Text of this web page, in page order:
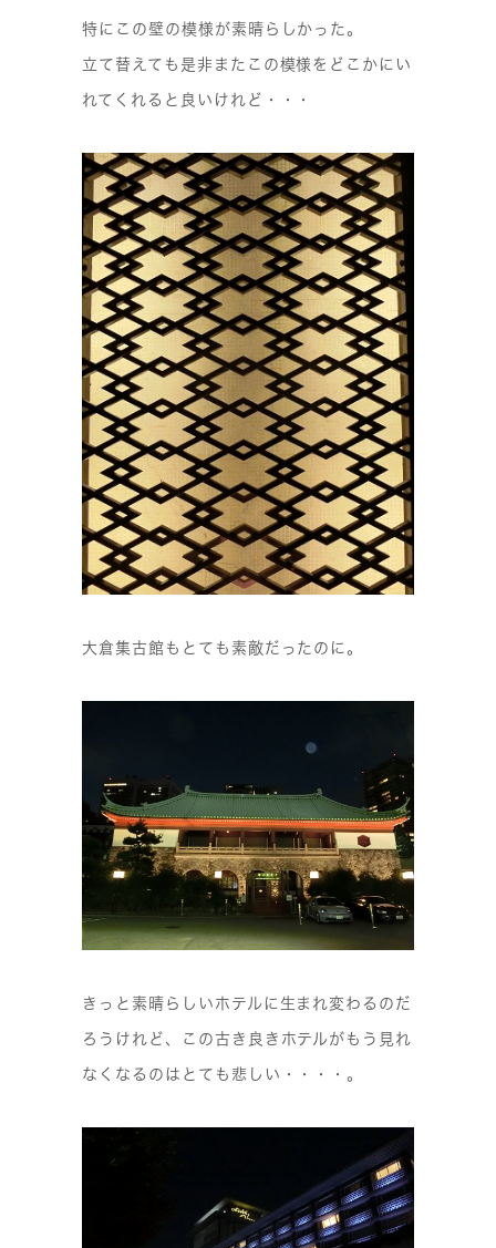
特にこの壁の模様が素晴らしかった。
立て替えても是非またこの模様をどこかにい
れてくれると良いけれど・・・
大倉集古館もとても素敵だったのに。
きっと素晴らしいホテルに生まれ変わるのだ
ろうけれど 、この古き良きホテルがもう見れ
なくなるのはとても悲しい・・・・ 。